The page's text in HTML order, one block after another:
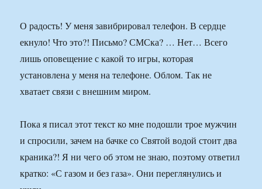
О радость! У меня завибрировал телефон. В сердце
екнуло! Что это?! Письмо? СМСка? … Нет… Всего
лишь оповещение с какой то игры, которая
установлена у меня на телефоне. Облом. Так не
хватает связи с внешним миром.
Пока я писал этот текст ко мне подошли трое мужчин
и спросили, зачем на бачке со Святой водой стоит два
краника?! Я ни чего об этом не знаю, поэтому ответил
кратко: «С газом и без газа». Они переглянулись и